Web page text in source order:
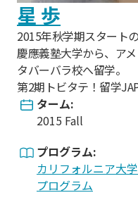
星 歩
2015年秋学期スタート
慶應義塾大学から、ア
タバーバラ校へ留学。
第2期トビタテ！留学
ターム:
2015 Fall
プログラム:
カリフォルニア大
プログラム